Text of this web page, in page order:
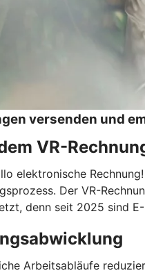
versenden und
VR-
elektronische
Der VR-
denn seit 2025 sind
Arbeitsabläufe